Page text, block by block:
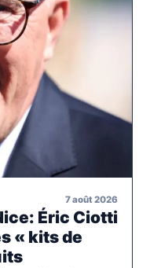
7 août 2026
Éric Ciotti
« kits de